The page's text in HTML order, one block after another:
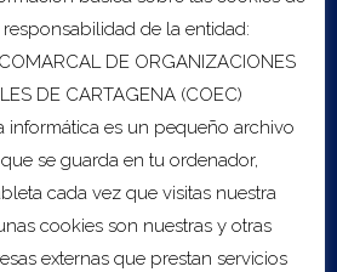
de la entidad:
DE ORGANIZACIONES
DE CARTAGENA (COEC)
informática es un pequeño archivo
se guarda en tu ordenador,
cada vez que visitas nuestra
cookies son nuestras y otras
externas que prestan servicios